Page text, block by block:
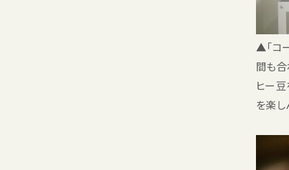
▲「コ
間も
ヒー豆
を楽